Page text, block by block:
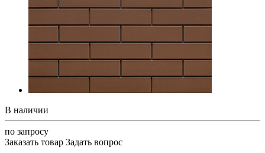
В наличии
по запросу
Заказать товар Задать вопрос